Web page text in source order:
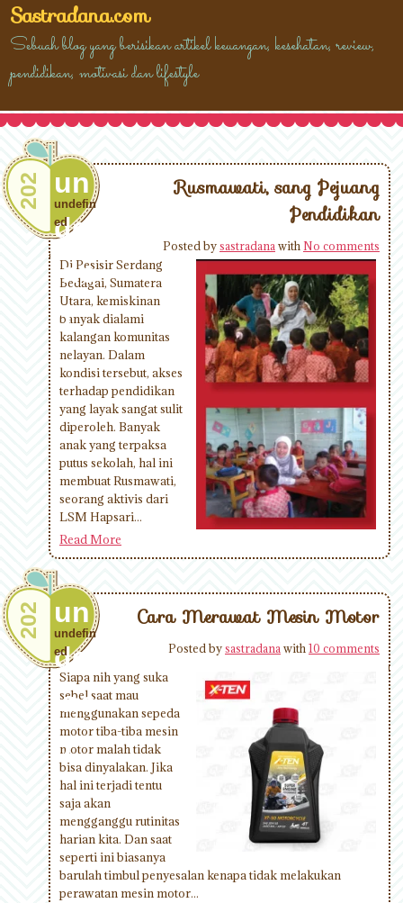
Sastradana.com
Sebuah blog yang berisikan artikel keuangan, kesehatan, review,
pendidikan, motivasi dan lifestyle
Rusmawati, sang Pejuang
Pendidikan
202
un
def
ine
d
undefin
ed
Posted bysastradana with No comments
Di Pesisir Serdang
Bedagai, Sumatera
Utara, kemiskinan
banyak dialami
kalangan komunitas
nelayan. Dalam
kondisi tersebut, akses
terhadap pendidikan
yang layak sangat sulit
diperoleh. Banyak
anak yang terpaksa
putus sekolah, hal ini
membuat Rusmawati,
seorang aktivis dari
LSM Hapsari...
Read More
Cara Merawat Mesin Motor
202
un
def
ine
d
undefin
ed
Posted bysastradanawith10 comments
Siapa nih yang suka
sebel saat mau
menggunakan sepeda
motor tiba-tiba mesin
motor malah tidak
bisa dinyalakan. Jika
hal ini terjadi tentu
saja akan
mengganggu rutinitas
harian kita. Dan saat
seperti ini biasanya
barulah timbul penyesalan kenapa tidak melakukan
perawatan mesin motor...